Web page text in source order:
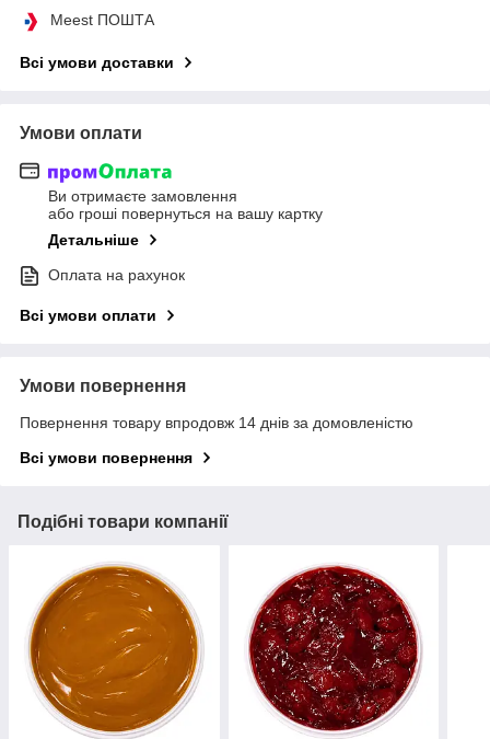
Meest ПОШТА
Всі умови доставки
Умови оплати
Ви отримаєте замовлення
або гроші повернуться на вашу картку
Детальніше
Оплата на рахунок
Всі умови оплати
Умови повернення
Повернення товару впродовж 14 днів за домовленістю
Всі умови повернення
Подібні товари компанії